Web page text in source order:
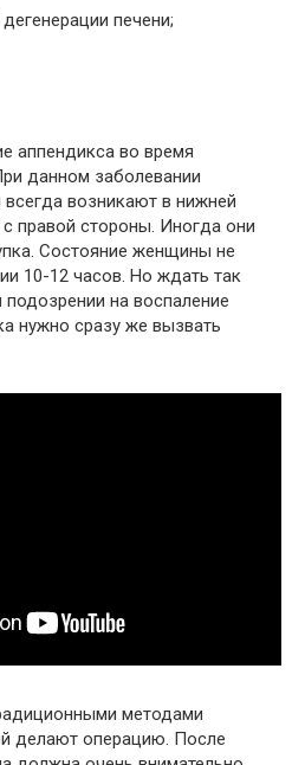
печени;
аппендикса во время
данном заболевании
возникают в нижней
правой стороны. Иногда они
Состояние женщины не
10-12 часов. Но ждать так
на воспаление
нужно сразу же вызвать
методами
делают операцию. После